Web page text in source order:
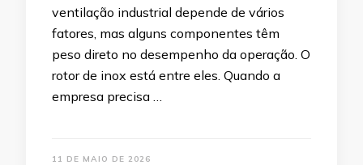
ventilação industrial depende de vários
fatores, mas alguns componentes têm
peso direto no desempenho da operação. O
rotor de inox está entre eles. Quando a
empresa precisa …
11 DE MAIO DE 2026